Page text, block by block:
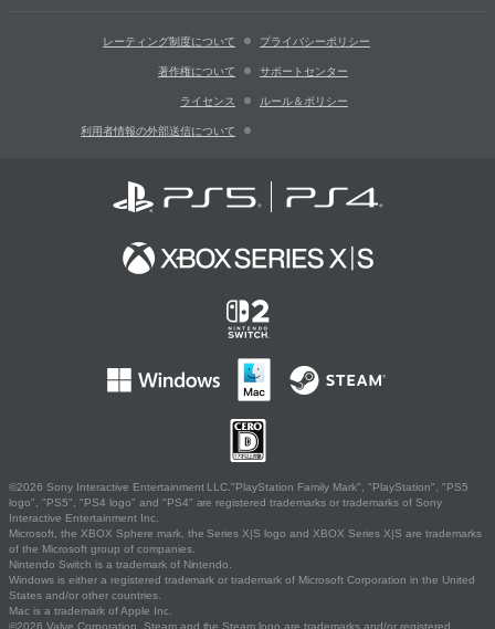
レーティング制度について プライバシーポリシー
著作権について サポートセンター
ライセンス ルール＆ポリシー
利用者情報の外部送信について
©2026 Sony Interactive Entertainment LLC."PlayStation Family Mark", "PlayStation", "PS5
logo", "PS5", "PS4 logo" and "PS4" are registered trademarks or trademarks of Sony
Interactive Entertainment Inc.
Microsoft, the XBOX Sphere mark, the Series X|S logo and XBOX Series X|S are trademarks
of the Microsoft group of companies.
Nintendo Switch is a trademark of Nintendo.
Windows is either a registered trademark or trademark of Microsoft Corporation in the United
States and/or other countries.
Mac is a trademark of Apple Inc.
©2026 Valve Corporation. Steam and the Steam logo are trademarks and/or registered